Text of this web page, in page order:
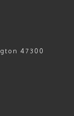
47300